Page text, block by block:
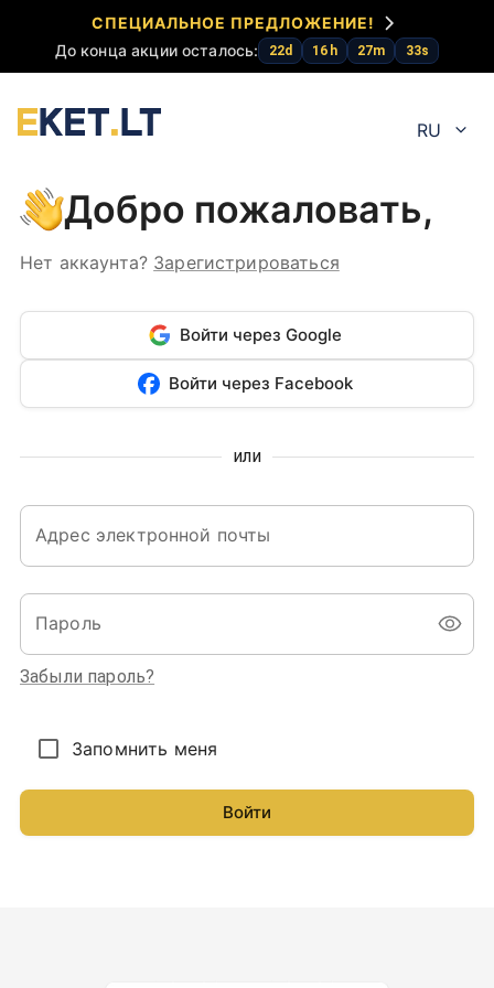
СПЕЦИАЛЬНОЕ ПРЕДЛОЖЕНИЕ!
До конца акции осталось:
22d 16 h 27m 33s
RU
Добро пожаловать,
Нет аккаунта? Зарегистрироваться
Войти через Google
Войти через Facebook
или
Адрес электронной почты
Пароль
Забыли пароль?
Запомнить меня
Войти